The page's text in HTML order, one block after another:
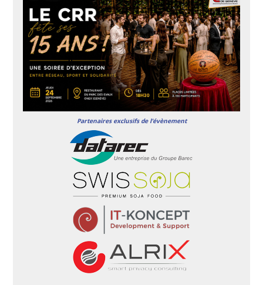
Partenaires exclusifs de l’évènement